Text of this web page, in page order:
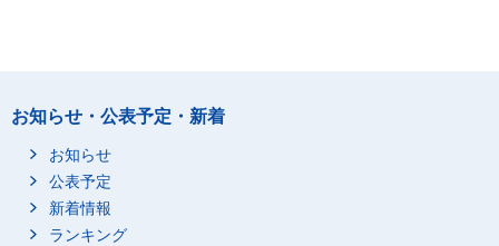
お知らせ・公表予定・新着
お知らせ
公表予定
新着情報
ランキング